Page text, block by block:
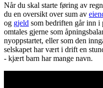
Når du skal starte føring av
du en oversikt over sum av
og gjeld som bedriften går inn i
omtales gjerne som
nyoppstartet, eller som den
selskapet har vært i drift en
- kjært barn har mange navn.